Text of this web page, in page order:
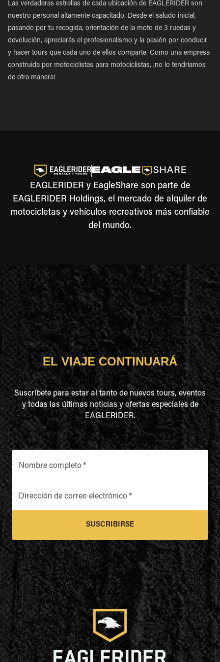
Las verdaderas estrellas de cada ubicación de EAGLERIDER son
nuestro personal altamente capacitado. Desde el saludo inicial,
pasando por tu recogida, orientación de la moto de 3 ruedas y
devolución, apreciarás el profesionalismo y la pasión por conducir
y hacer tours que cada uno de ellos comparte. Como una empresa
construida por motociclistas para motociclistas, ¡no lo tendríamos
de otra manera!
EAGLERIDER y EagleShare son parte de
EAGLERIDER Holdings, el mercado de alquiler de
motocicletas y vehículos recreativos más confiable
del mundo.
EL VIAJE CONTINUARÁ
Suscríbete para estar al tanto de nuevos tours, eventos
y todas las últimas noticias y ofertas especiales de
EAGLERIDER.
Nombre completo*
Dirección de correo electrónico*
SUSCRIBIRSE